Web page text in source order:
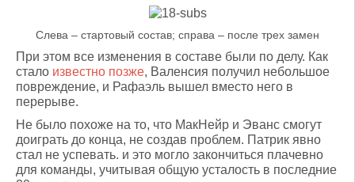
Слева – стартовый состав; справа – после трех замен
При этом все изменения в составе были по делу. Как
стало известно позже, Валенсия получил небольшое
повреждение, и Рафаэль вышел вместо него в
перерыве.
Не было похоже на то, что МакНейр и Эванс смогут
доиграть до конца, не создав проблем. Патрик явно
стал не успевать. и это могло закончиться плачевно
для команды, учитывая общую усталость в последние